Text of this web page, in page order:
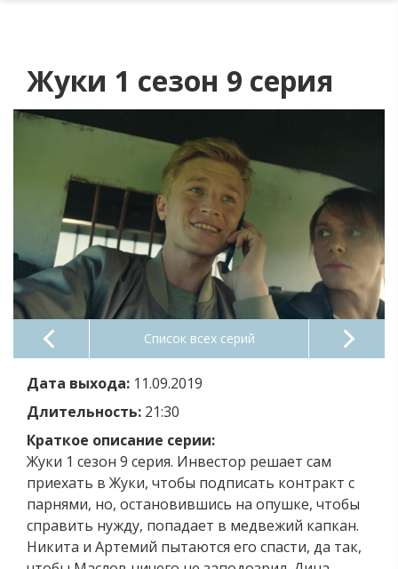
Жуки 1 сезон 9 серия
Список всех серий
Дата выхода: 11.09.2019
Длительность: 21:30
Краткое описание серии:
Жуки 1 сезон 9 серия. Инвестор решает сам
приехать в Жуки, чтобы подписать контракт с
парнями, но, остановившись на опушке, чтобы
справить нужду, попадает в медвежий капкан.
Никита и Артемий пытаются его спасти, да так,